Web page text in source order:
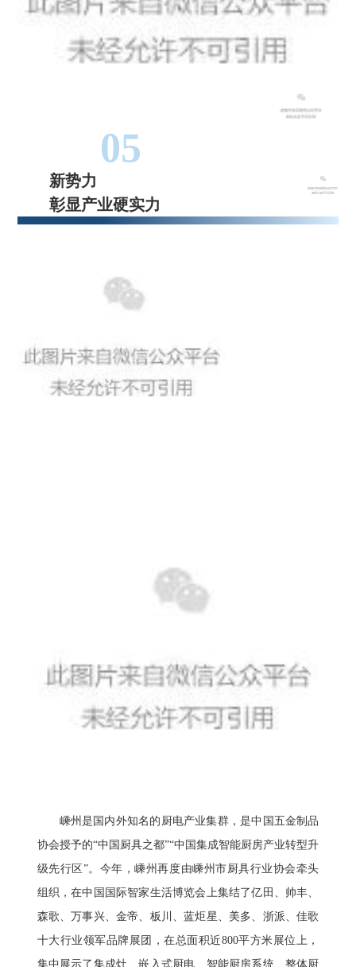
05
新势力
彰显产业硬实力
嵊州是国内外知名的厨电产业集群，是中国五金制品
协会授予的“中国厨具之都”“中国集成智能厨房产业转型升
级先行区”。今年，嵊州再度由嵊州市厨具行业协会牵头
组织，在中国国际智家生活博览会上集结了亿田、帅丰、
森歌、万事兴、金帝、板川、蓝炬星、美多、浙派、佳歌
十大行业领军品牌展团，在总面积近800平方米展位上，
集中展示了集成灶、嵌入式厨电、智能厨房系统、整体厨